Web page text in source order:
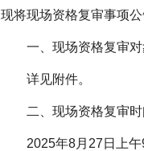
现将现场资格复审事项公
一、现场资格复审对
详见附件。
二、现场资格复审时
2025年8月27日上